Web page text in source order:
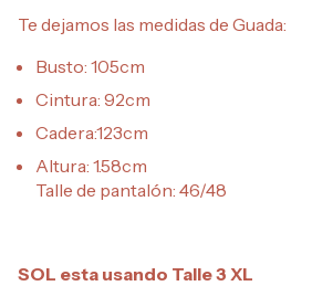
Te dejamos las medidas de Guada:
Busto: 105cm
Cintura: 92cm
Cadera:123cm
Altura: 1.58cm
Talle de pantalón: 46/48
SOL esta usando Talle 3 XL